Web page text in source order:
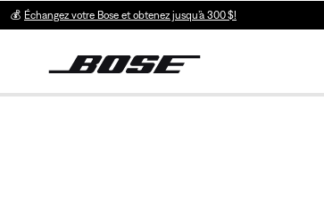
💰 Échangez votre Bose et obtenez jusqu’à 300 $!